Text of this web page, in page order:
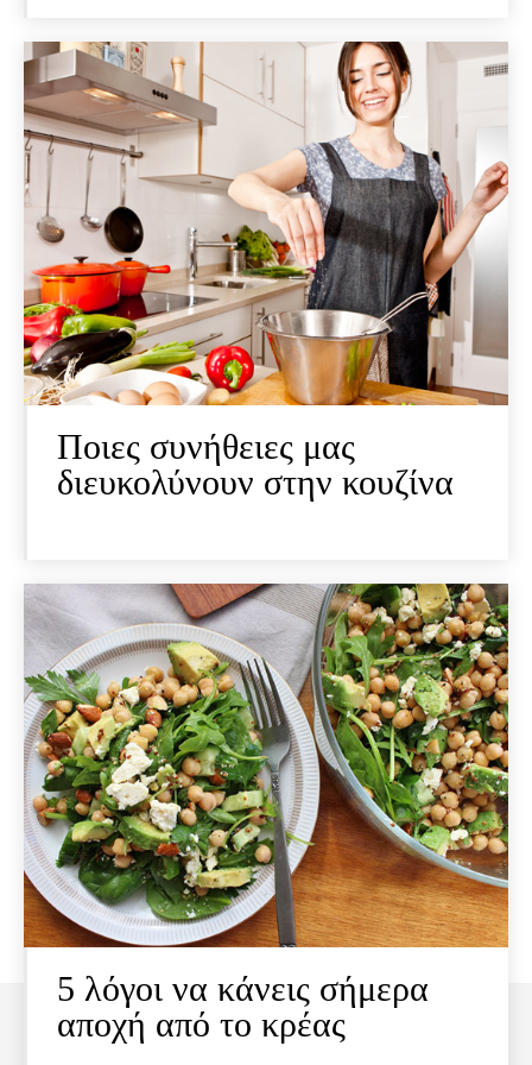
Ποιες συνήθειες μας
διευκολύνουν στην κουζίνα
5 λόγοι να κάνεις σήμερα
αποχή από το κρέας